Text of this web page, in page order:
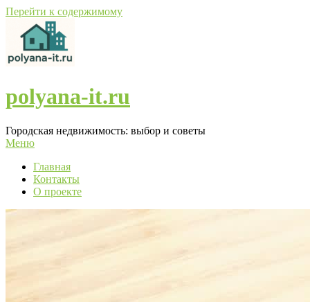
Перейти к содержимому
polyana-it.ru
Городская недвижимость: выбор и советы
Меню
Главная
Контакты
О проекте